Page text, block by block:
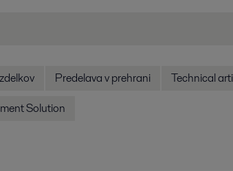
Predelava v prehrani
Technical
Solution